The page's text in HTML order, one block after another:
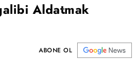
Aldatmak
ABONE OL